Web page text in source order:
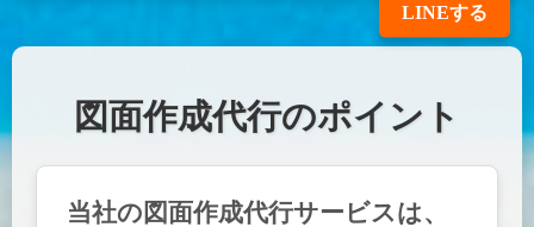
LINEする
図面作成代行のポイント
当社の図面作成代行サービスは、